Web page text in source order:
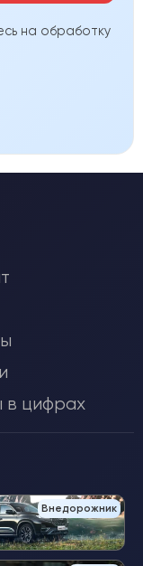
на обработку
в цифрах
Внедорожник